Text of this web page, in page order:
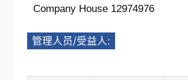
Company House 12974976
管理人员/受益人: